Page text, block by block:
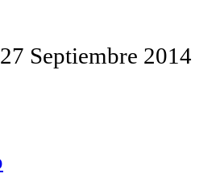
27 Septiembre 2014